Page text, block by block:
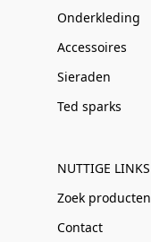
Onderkleding
Accessoires
Sieraden
Ted sparks
NUTTIGE LINKS
Zoek producten
Contact